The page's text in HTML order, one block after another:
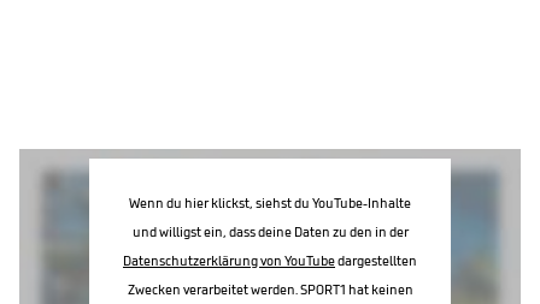
Wenn du hier klickst, siehst du YouTube-Inhalte
und willigst ein, dass deine Daten zu den in der
Datenschutzerklärung von YouTubedargestellten
Zwecken verarbeitet werden. SPORT1 hat keinen